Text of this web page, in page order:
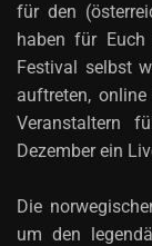
für den
haben für
Festival selbst
auftreten,
Veranstaltern
Dezember ein
Die
um den